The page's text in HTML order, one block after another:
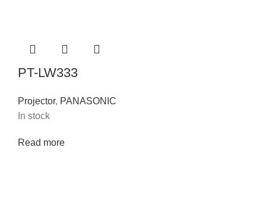
PT-LW333
Projector, PANASONIC
In stock
Read more